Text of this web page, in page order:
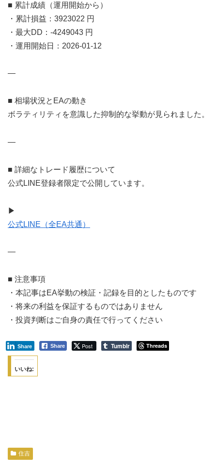
■ 累計成績（運用開始から）
・累計損益：3923022 円
・最大DD：-4249043 円
・運用開始日：2026-01-12
—
■ 相場状況とEAの動き
ボラティリティを意識した抑制的な挙動が見られました。
—
■ 詳細なトレード履歴について
公式LINE登録者限定で公開しています。
▶
公式LINE（全EA共通）
—
■ 注意事項
・本記事はEA挙動の検証・記録を目的としたものです
・将来の利益を保証するものではありません
・投資判断はご自身の責任で行ってください
Share Post
Share Tumblr Threads
いいね:
住吉